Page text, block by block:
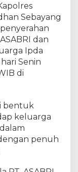
Sebayang
dan
Ipda
Senin
di
bentuk
keluarga
penuh